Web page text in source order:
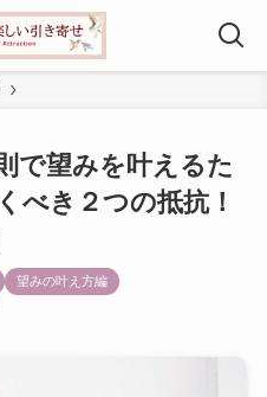
で望みを叶えるた
べき２つの抵抗！
望みの叶え方編